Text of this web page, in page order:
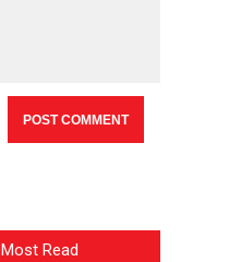
Most Read